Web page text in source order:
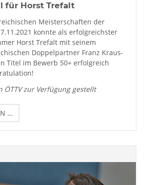
für Horst Trefalt
Meisterschaften der
konnte als erfolgreichster
Horst Trefalt mit seinem
Doppelpartner Franz Kraus-
Titel im Bewerb 50+ erfolgreich
ÖTTV zur Verfügung gestellt
…
SENIOREN